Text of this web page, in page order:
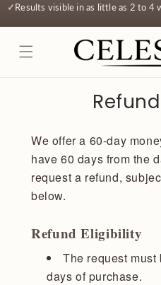
Skip to
✓ Results visible in as little as 2 to 4
We offer a 60-day
have 60 days from the
request a refund,
below.
Refund Eligibility
The request
days of purchase.